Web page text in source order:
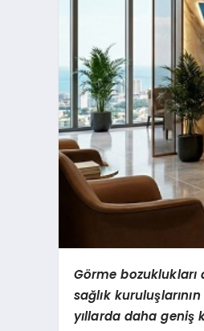
Görme
sağlık
yıllarda daha geniş